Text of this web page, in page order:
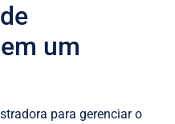
um
para gerenciar o